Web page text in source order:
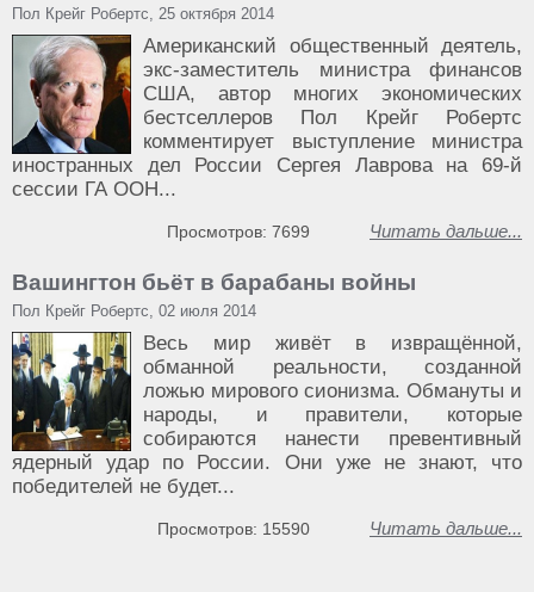
Пол Крейг Робертс, 25 октября 2014
Американский общественный деятель,
экс-заместитель министра финансов
США, автор многих экономических
бестселлеров Пол Крейг Робертс
комментирует выступление министра
иностранных дел России Сергея Лаврова на 69-й
сессии ГА ООН...
Читать дальше...
Просмотров: 7699
Вашингтон бьёт в барабаны войны
Пол Крейг Робертс, 02 июля 2014
Весь мир живёт в извращённой,
обманной реальности, созданной
ложью мирового сионизма. Обмануты и
народы, и правители, которые
собираются нанести превентивный
ядерный удар по России. Они уже не знают, что
победителей не будет...
Читать дальше...
Просмотров: 15590